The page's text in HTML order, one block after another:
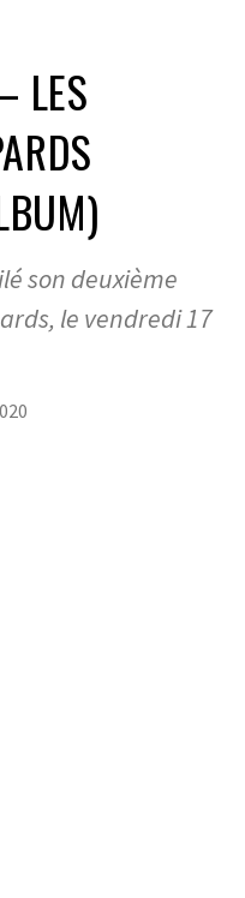
LES
son deuxième
le vendredi 17